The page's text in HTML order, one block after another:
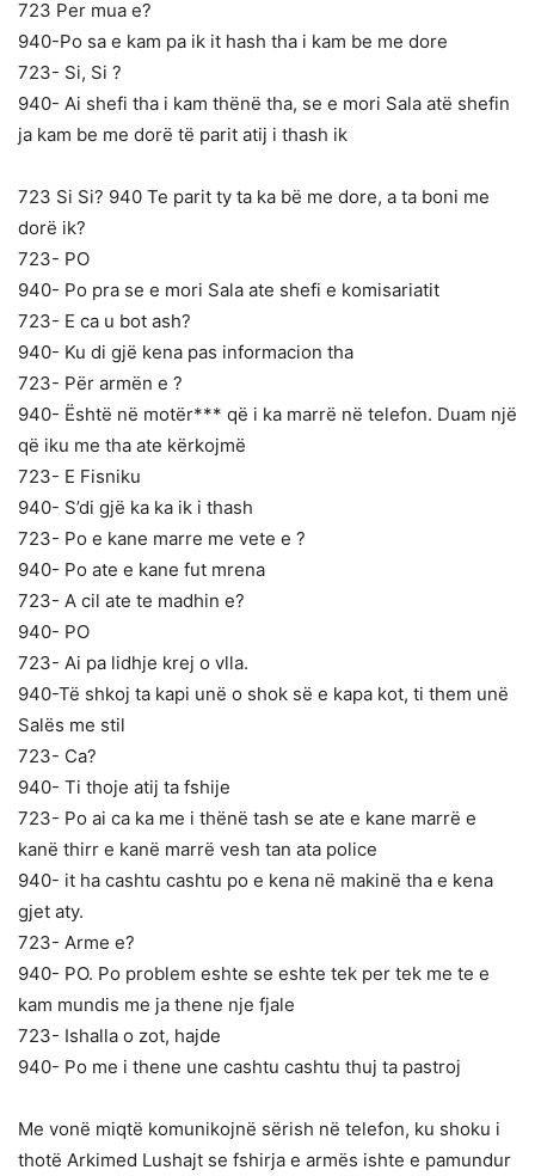
723 Per mua e?
940-Po sa e kam pa ik it hash tha i kam be me dore
723- Si, Si ?
940- Ai shefi tha i kam thënë tha, se e mori Sala atë shefin
ja kam be me dorë të parit atij i thash ik
723 Si Si? 940 Te parit ty ta ka bë me dore, a ta boni me
dorë ik?
723- PO
940- Po pra se e mori Sala ate shefi e komisariatit
723- E ca u bot ash?
940- Ku di gjë kena pas informacion tha
723- Për armën e ?
940- Është në motër*** që i ka marrë në telefon. Duam një
që iku me tha ate kërkojmë
723- E Fisniku
940- S’di gjë ka ka ik i thash
723- Po e kane marre me vete e ?
940- Po ate e kane fut mrena
723- A cil ate te madhin e?
940- PO
723- Ai pa lidhje krej o vlla.
940-Të shkoj ta kapi unë o shok së e kapa kot, ti them unë
Salës me stil
723- Ca?
940- Ti thoje atij ta fshije
723- Po ai ca ka me i thënë tash se ate e kane marrë e
kanë thirr e kanë marrë vesh tan ata police
940- it ha cashtu cashtu po e kena në makinë tha e kena
gjet aty.
723- Arme e?
940- PO. Po problem eshte se eshte tek per tek me te e
kam mundis me ja thene nje fjale
723- Ishalla o zot, hajde
940- Po me i thene une cashtu cashtu thuj ta pastroj
Me vonë miqtë komunikojnë sërish në telefon, ku shoku i
thotë Arkimed Lushajt se fshirja e armës ishte e pamundur